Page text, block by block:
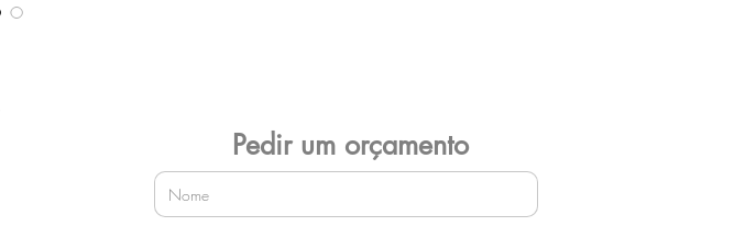
Pedir um orçamento